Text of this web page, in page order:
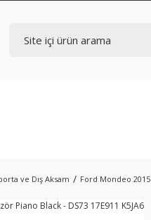
ve Dış Aksam Ford Mondeo